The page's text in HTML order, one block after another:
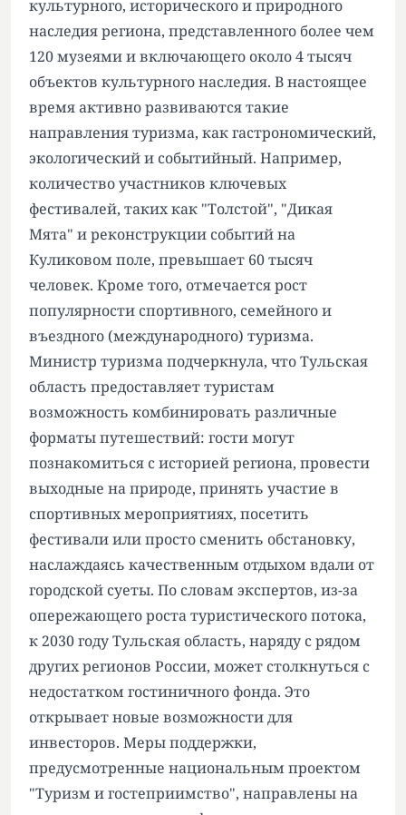
культурного, исторического и природного
наследия региона, представленного более чем
120 музеями и включающего около 4 тысяч
объектов культурного наследия. В настоящее
время активно развиваются такие
направления туризма, как гастрономический,
экологический и событийный. Например,
количество участников ключевых
фестивалей, таких как "Толстой", "Дикая
Мята" и реконструкции событий на
Куликовом поле, превышает 60 тысяч
человек. Кроме того, отмечается рост
популярности спортивного, семейного и
въездного (международного) туризма.
Министр туризма подчеркнула, что Тульская
область предоставляет туристам
возможность комбинировать различные
форматы путешествий: гости могут
познакомиться с историей региона, провести
выходные на природе, принять участие в
спортивных мероприятиях, посетить
фестивали или просто сменить обстановку,
наслаждаясь качественным отдыхом вдали от
городской суеты. По словам экспертов, из-за
опережающего роста туристического потока,
к 2030 году Тульская область, наряду с рядом
других регионов России, может столкнуться с
недостатком гостиничного фонда. Это
открывает новые возможности для
инвесторов. Меры поддержки,
предусмотренные национальным проектом
"Туризм и гостеприимство", направлены на